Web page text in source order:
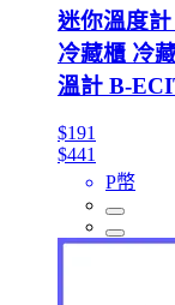
迷你溫度
冷藏櫃 冷
溫計 B-
$191
$441
P幣